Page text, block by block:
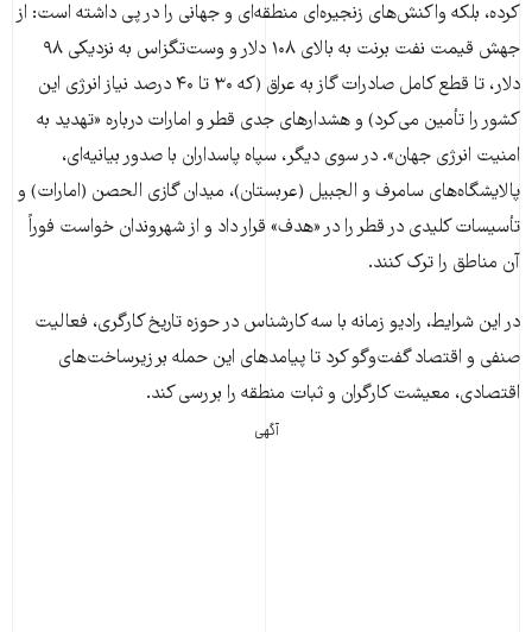
کرده، بلکه واکنش‌های زنجیره‌ای منطقه‌ای و جهانی را در پی داشته است: از
جهش قیمت نفت برنت به بالای ۱۰۸ دلار و وست‌تگزاس به نزدیکی ۹۸
دلار، تا قطع کامل صادرات گاز به عراق (که ۳۰ تا ۴۰ درصد نیاز انرژی این
کشور را تأمین می‌کرد) و هشدارهای جدی قطر و امارات درباره «تهدید به
امنیت انرژی جهان». در سوی دیگر، سپاه پاسداران با صدور بیانیه‌ای،
پالایشگاه‌های سامرف و الجبیل (عربستان)، میدان گازی الحصن (امارات) و
تأسیسات کلیدی در قطر را در «هدف» قرار داد و از شهروندان خواست فوراً
آن مناطق را ترک کنند.
در این شرایط، رادیو زمانه با سه کارشناس در حوزه تاریخ کارگری، فعالیت
صنفی و اقتصاد گفت‌وگو کرد تا پیامدهای این حمله بر زیرساخت‌های
اقتصادی، معیشت کارگران و ثبات منطقه را بررسی کند.
آگهی